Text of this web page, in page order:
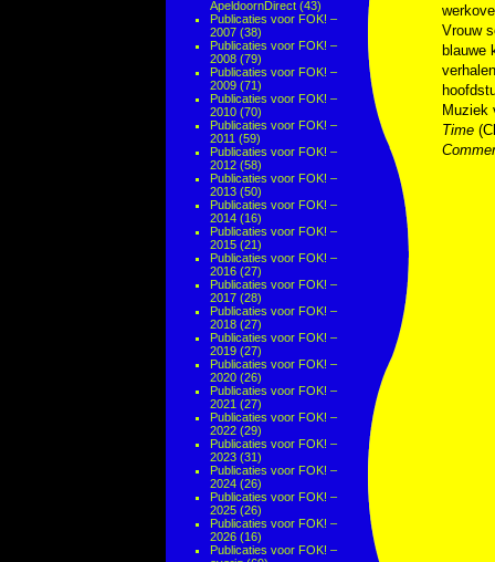
ApeldoornDirect (43)
Publicaties voor FOK! –
2007 (38)
Publicaties voor FOK! –
2008 (79)
Publicaties voor FOK! –
2009 (71)
Publicaties voor FOK! –
2010 (70)
Publicaties voor FOK! –
2011 (59)
Publicaties voor FOK! –
2012 (58)
Publicaties voor FOK! –
2013 (50)
Publicaties voor FOK! –
2014 (16)
Publicaties voor FOK! –
2015 (21)
Publicaties voor FOK! –
2016 (27)
Publicaties voor FOK! –
2017 (28)
Publicaties voor FOK! –
2018 (27)
Publicaties voor FOK! –
2019 (27)
Publicaties voor FOK! –
2020 (26)
Publicaties voor FOK! –
2021 (27)
Publicaties voor FOK! –
2022 (29)
Publicaties voor FOK! –
2023 (31)
Publicaties voor FOK! –
2024 (26)
Publicaties voor FOK! –
2025 (26)
Publicaties voor FOK! –
2026 (16)
Publicaties voor FOK! –
Vrouw
blauwe
Muziek
Time